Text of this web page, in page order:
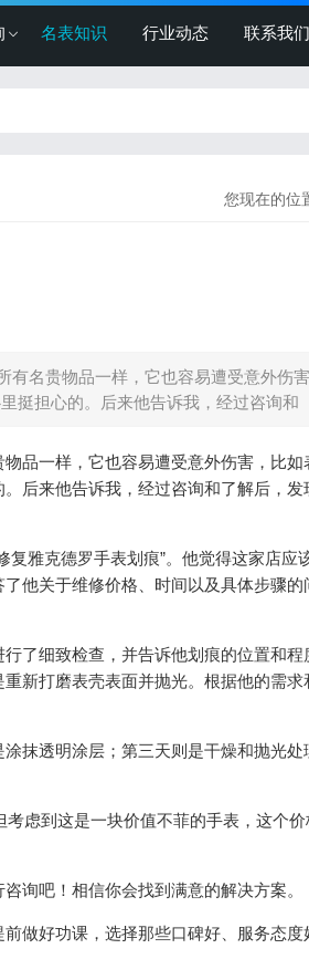
名表知识 行业动态 联系我们
您现在的位
名贵物品一样，它也容易遭受意外伤害
挺担心的。后来他告诉我，经过咨询和
品一样，它也容易遭受意外伤害，比如
后来他告诉我，经过咨询和了解后，发
雅克德罗手表划痕”。他觉得这家店应
他关于维修价格、时间以及具体步骤的
了细致检查，并告诉他划痕的位置和程
新打磨表壳表面并抛光。根据他的需求
抹透明涂层；第三天则是干燥和抛光
虑到这是一块价值不菲的手表，这个价
询吧！相信你会找到满意的解决方案。
做好功课，选择那些口碑好、服务态